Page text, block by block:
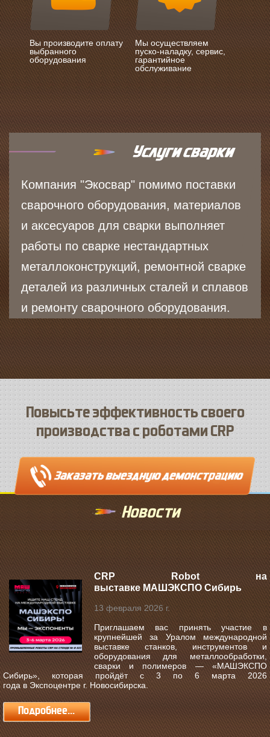
Вы производите оплату
выбранного
оборудования
Мы осуществляем
пуско-наладку, сервис,
гарантийное
обслуживание
Компания "Экосвар" помимо поставки
сварочного оборудования, материалов
и аксесуаров для сварки выполняет
работы по сварке нестандартных
металлоконструкций, ремонтной сварке
деталей из различных сталей и сплавов
и ремонту сварочного оборудования.
Повысьте эффективность своего
производства с роботами CRP
Новости
CRP Robot на
выставке МАШЭКСПО Сибирь
13 февраля 2026 г.
Приглашаем вас принять участие в
крупнейшей за Уралом международной
выставке станков, инструментов и
оборудования для металлообработки,
сварки и полимеров —«МАШЭКСПО
Сибирь», которая пройдёт с3 по 6 марта 2026
годавЭкспоцентре г. Новосибирска.
Подробнее...